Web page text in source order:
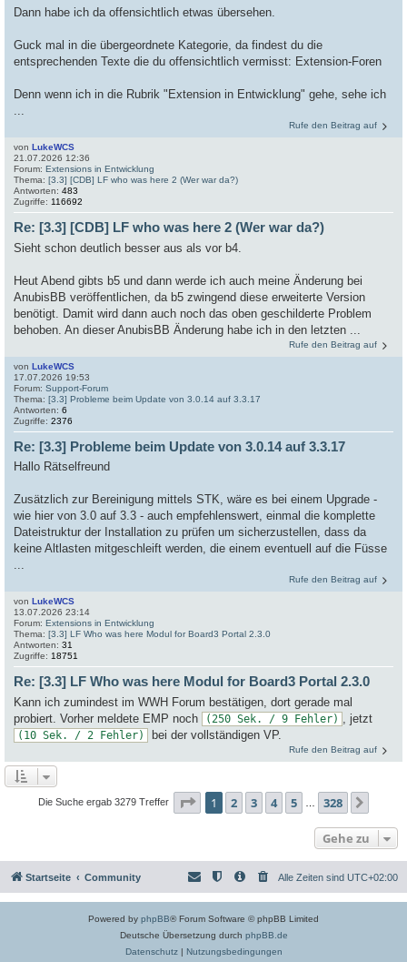
Dann habe ich da offensichtlich etwas übersehen.
Guck mal in die übergeordnete Kategorie, da findest du die
entsprechenden Texte die du offensichtlich vermisst: Extension-Foren
Denn wenn ich in die Rubrik "Extension in Entwicklung" gehe, sehe ich
...
Rufe den Beitrag auf
von LukeWCS
21.07.2026 12:36
Forum: Extensions in Entwicklung
Thema: [3.3] [CDB] LF who was here 2 (Wer war da?)
Antworten: 483
Zugriffe: 116692
Re: [3.3] [CDB] LF who was here 2 (Wer war da?)
Sieht schon deutlich besser aus als vor b4.
Heut Abend gibts b5 und dann werde ich auch meine Änderung bei
AnubisBB veröffentlichen, da b5 zwingend diese erweiterte Version
benötigt. Damit wird dann auch noch das oben geschilderte Problem
behoben. An dieser AnubisBB Änderung habe ich in den letzten ...
Rufe den Beitrag auf
von LukeWCS
17.07.2026 19:53
Forum: Support-Forum
Thema: [3.3] Probleme beim Update von 3.0.14 auf 3.3.17
Antworten: 6
Zugriffe: 2376
Re: [3.3] Probleme beim Update von 3.0.14 auf 3.3.17
Hallo Rätselfreund
Zusätzlich zur Bereinigung mittels STK, wäre es bei einem Upgrade -
wie hier von 3.0 auf 3.3 - auch empfehlenswert, einmal die komplette
Dateistruktur der Installation zu prüfen um sicherzustellen, dass da
keine Altlasten mitgeschleift werden, die einem eventuell auf die Füsse
...
Rufe den Beitrag auf
von LukeWCS
13.07.2026 23:14
Forum: Extensions in Entwicklung
Thema: [3.3] LF Who was here Modul for Board3 Portal 2.3.0
Antworten: 31
Zugriffe: 18751
Re: [3.3] LF Who was here Modul for Board3 Portal 2.3.0
Kann ich zumindest im WWH Forum bestätigen, dort gerade mal
probiert. Vorher meldete EMP noch
(250 Sek. / 9 Fehler) , jetzt
(10 Sek. / 2 Fehler) bei der vollständigen VP.
Rufe den Beitrag auf
Die Suche ergab 3279 Treffer Seite 1von 328
1 2 3 4 5 328
Gehe zu
Startseite Community Alle Zeiten sind UTC+02:00
Powered by phpBB® Forum Software © phpBB Limited
Deutsche Übersetzung durch phpBB.de
Datenschutz| Nutzungsbedingungen